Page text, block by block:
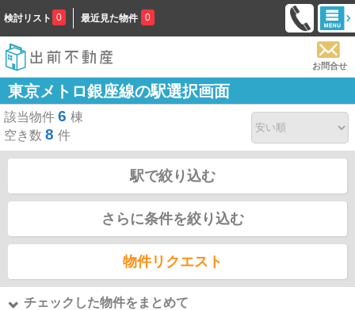
検討リスト 0 最近見た物件 0
お問合せ
東京メトロ銀座線の駅選択画面
該当物件 6 棟
空き数 8 件
駅で絞り込む
さらに条件を絞り込む
物件リクエスト
チェックした物件をまとめて